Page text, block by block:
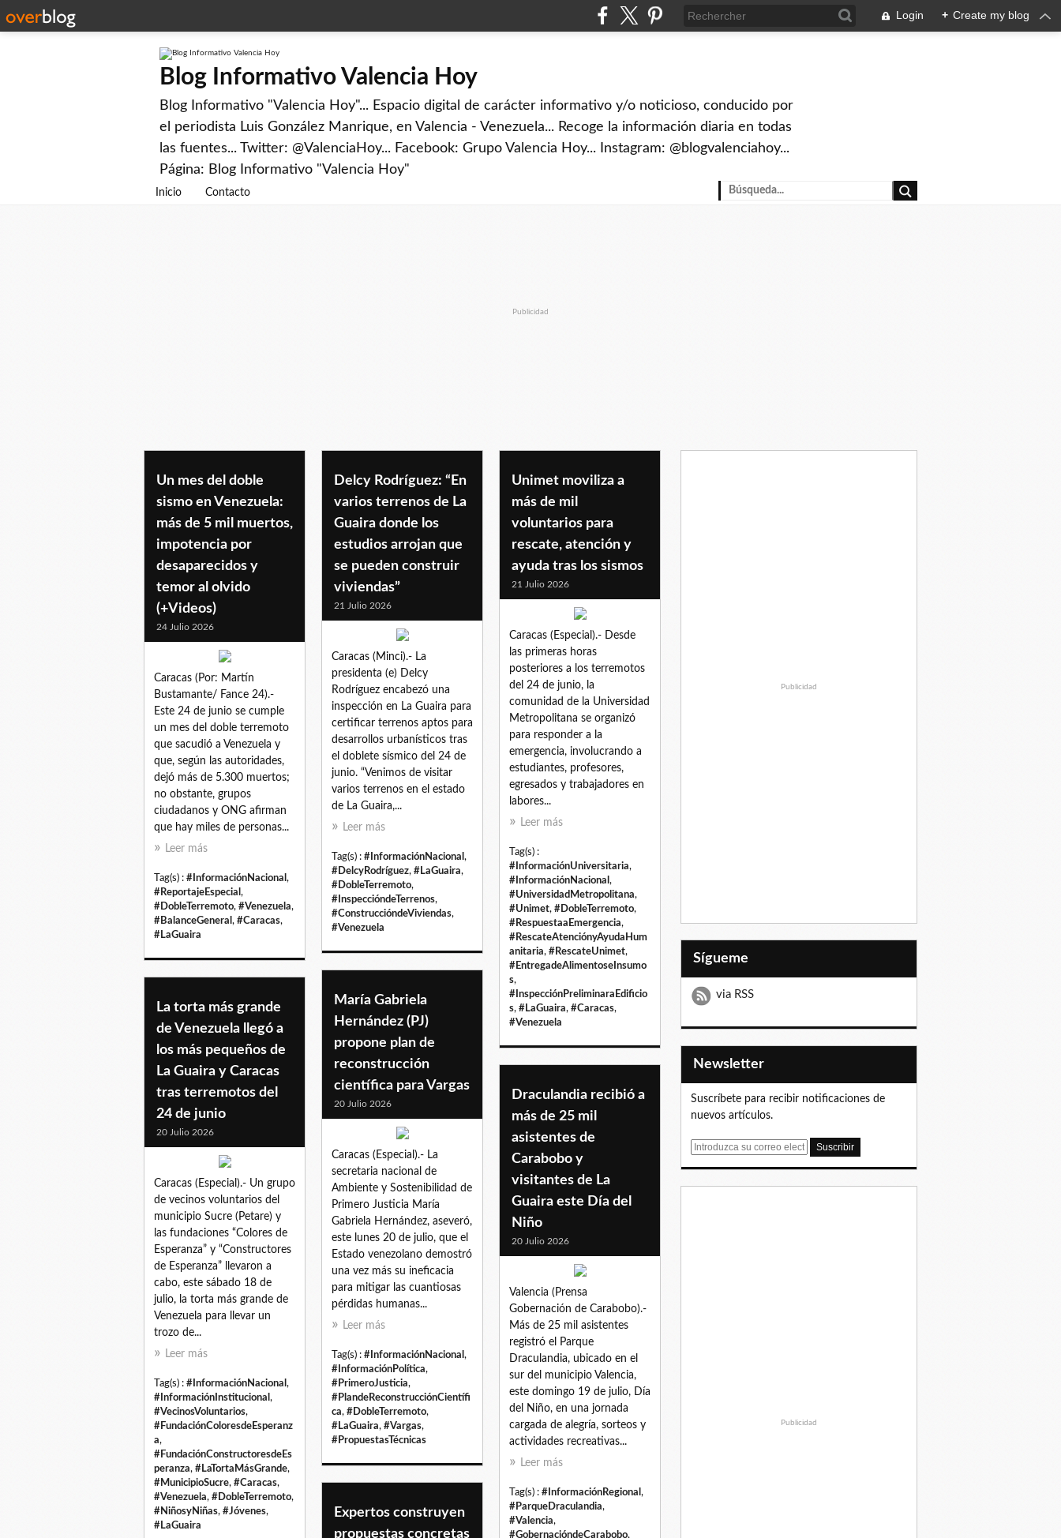
Login + Create my blog
Blog Informativo Valencia Hoy
Blog Informativo "Valencia Hoy"... Espacio digital de carácter informativo y/o noticioso, conducido por
el periodista Luis González Manrique, en Valencia - Venezuela... Recoge la información diaria en todas
las fuentes... Twitter: @ValenciaHoy... Facebook: Grupo Valencia Hoy... Instagram: @blogvalenciahoy...
Página: Blog Informativo "Valencia Hoy"
Inicio Contacto
Publicidad
laguaira
Un mes del doble
sismo en Venezuela:
más de 5 mil muertos,
impotencia por
desaparecidos y
temor al olvido
(+Videos)
24 Julio 2026
Caracas (Por: Martín
Bustamante/ Fance 24).-
Este 24 de junio se cumple
un mes del doble terremoto
que sacudió a Venezuela y
que, según las autoridades,
dejó más de 5.300 muertos;
no obstante, grupos
ciudadanos y ONG afirman
que hay miles de personas...
Leer más
Tag(s) : #InformaciónNacional ,
#ReportajeEspecial ,
#DobleTerremoto, #Venezuela,
#BalanceGeneral , #Caracas,
#LaGuaira
Delcy Rodríguez: “En
varios terrenos de La
Guaira donde los
estudios arrojan que
se pueden construir
viviendas”
21 Julio 2026
Caracas (Minci).- La
presidenta (e) Delcy
Rodríguez encabezó una
inspección en La Guaira para
certificar terrenos aptos para
desarrollos urbanísticos tras
el doblete sísmico del 24 de
junio. “Venimos de visitar
varios terrenos en el estado
de La Guaira,...
Leer más
Tag(s) : #InformaciónNacional ,
#DelcyRodríguez, #LaGuaira,
#DobleTerremoto,
#InspeccióndeTerrenos,
#ConstruccióndeViviendas,
#Venezuela
Unimet moviliza a
más de mil
voluntarios para
rescate, atención y
ayuda tras los sismos
21 Julio 2026
Caracas (Especial).- Desde
las primeras horas
posteriores a los terremotos
del 24 de junio, la
comunidad de la Universidad
Metropolitana se organizó
para responder a la
emergencia, involucrando a
estudiantes, profesores,
egresados y trabajadores en
labores...
Leer más
Tag(s) :
#InformaciónUniversitaria,
#InformaciónNacional ,
#UniversidadMetropolitana,
#Unimet, #DobleTerremoto,
#RespuestaaEmergencia,
#RescateAtenciónyAyudaHum
anitaria, #RescateUnimet,
#EntregadeAlimentoseInsumo
s,
#InspecciónPreliminaraEdificio
s, #LaGuaira, #Caracas,
#Venezuela
María Gabriela
Hernández (PJ)
propone plan de
reconstrucción
científica para Vargas
20 Julio 2026
Caracas (Especial).- La
secretaria nacional de
Ambiente y Sostenibilidad de
Primero Justicia María
Gabriela Hernández, aseveró,
este lunes 20 de julio, que el
Estado venezolano demostró
una vez más su ineficacia
para mitigar las cuantiosas
pérdidas humanas...
Leer más
Tag(s) : #InformaciónNacional ,
#InformaciónPolítica,
#PrimeroJusticia,
#PlandeReconstrucciónCientífi
ca, #DobleTerremoto,
#LaGuaira, #Vargas,
#PropuestasTécnicas
La torta más grande
de Venezuela llegó a
los más pequeños de
La Guaira y Caracas
tras terremotos del
24 de junio
20 Julio 2026
Caracas (Especial).- Un grupo
de vecinos voluntarios del
municipio Sucre (Petare) y
las fundaciones “Colores de
Esperanza” y “Constructores
de Esperanza” llevaron a
cabo, este sábado 18 de
julio, la torta más grande de
Venezuela para llevar un
trozo de...
Leer más
Tag(s) : #InformaciónNacional ,
#InformaciónInstitucional ,
#VecinosVoluntarios,
#FundaciónColoresdeEsperanz
a,
#FundaciónConstructoresdeEs
peranza, #LaTortaMásGrande,
#MunicipioSucre, #Caracas,
#Venezuela, #DobleTerremoto,
#NiñosyNiñas, #Jóvenes,
#LaGuaira
Draculandia recibió a
más de 25 mil
asistentes de
Carabobo y
visitantes de La
Guaira este Día del
Niño
20 Julio 2026
Valencia (Prensa
Gobernación de Carabobo).-
Más de 25 mil asistentes
registró el Parque
Draculandia, ubicado en el
sur del municipio Valencia,
este domingo 19 de julio, Día
del Niño, en una jornada
cargada de alegría, sorteos y
actividades recreativas...
Leer más
Tag(s) : #InformaciónRegional ,
#ParqueDraculandia,
#Valencia,
#GobernacióndeCarabobo,
Expertos construyen
propuestas concretas
Publicidad
Sígueme
via RSS
Newsletter
Suscríbete para recibir notificaciones de
nuevos artículos.
E
Publicidad